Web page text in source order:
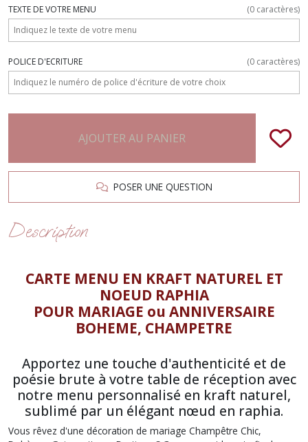
TEXTE DE VOTRE MENU (0 caractères)
POLICE D'ECRITURE (0 caractères)
AJOUTER AU PANIER
POSER UNE QUESTION
Description
CARTE MENU EN KRAFT NATUREL ET
NOEUD RAPHIA
POUR MARIAGE ou ANNIVERSAIRE
BOHEME, CHAMPETRE
Apportez une touche d'authenticité et de
poésie brute à votre table de réception avec
notre menu personnalisé en kraft naturel,
sublimé par un élégant nœud en raphia.
Vous rêvez d'une décoration de mariage Champêtre Chic,